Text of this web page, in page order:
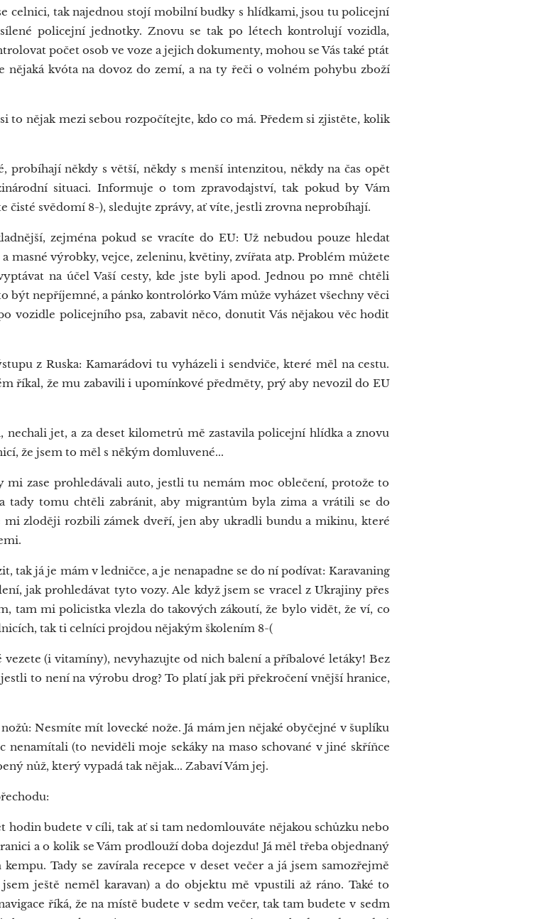
celnici, tak najednou stojí mobilní budky s hlídkami, jsou tu policejní
policejní jednotky. Znovu se tak po létech kontrolují vozidla,
počet osob ve voze a jejich dokumenty, mohou se Vás také ptát
nějaká kvóta na dovoz do zemí, a na ty řeči o volném pohybu zboží
to nějak mezi sebou rozpočítejte, kdo co má. Předem si zjistěte, kolik
někdy s větší, někdy s menší intenzitou, někdy na čas opět
situaci. Informuje o tom zpravodajství, tak pokud by Vám
čisté svědomí 8-), sledujte zprávy, ať víte, jestli zrovna neprobíhají.
zejména pokud se vracíte do EU: Už nebudou pouze hledat
masné výrobky, vejce, zeleninu, květiny, zvířata atp. Problém můžete
na účel Vaší cesty, kde jste byli apod. Jednou po mně chtěli
být nepříjemné, a pánko kontrolórko Vám může vyházet všechny věci
vozidle policejního psa, zabavit něco, donutit Vás nějakou věc hodit
z Ruska: Kamarádovi tu vyházeli i sendviče, které měl na cestu.
říkal, že mu zabavili i upomínkové předměty, prý aby nevozil do EU
jet, a za deset kilometrů mě zastavila policejní hlídka a znovu
že jsem to měl s někým domluvené...
zase prohledávali auto, jestli tu nemám moc oblečení, protože to
tady tomu chtěli zabránit, aby migrantům byla zima a vrátili se do
mi zloději rozbili zámek dveří, jen aby ukradli bundu a mikinu, které
tak já je mám v ledničce, a je nenapadne se do ní podívat: Karavaning
jak prohledávat tyto vozy. Ale když jsem se vracel z Ukrajiny přes
tam mi policistka vlezla do takových zákoutí, že bylo vidět, že ví, co
tak ti celníci projdou nějakým školením 8-(
(i vitamíny), nevyhazujte od nich balení a příbalové letáky! Bez
to není na výrobu drog? To platí jak při překročení vnější hranice,
Nesmíte mít lovecké nože. Já mám jen nějaké obyčejné v šuplíku
(to neviděli moje sekáky na maso schované v jiné skříňce
nůž, který vypadá tak nějak... Zabaví Vám jej.
hodin budete v cíli, tak ať si tam nedomlouváte nějakou schůzku nebo
a o kolik se Vám prodlouží doba dojezdu! Já měl třeba objednaný
Tady se zavírala recepce v deset večer a já jsem samozřejmě
ještě neměl karavan) a do objektu mě vpustili až ráno. Také to
říká, že na místě budete v sedm večer, tak tam budete v sedm